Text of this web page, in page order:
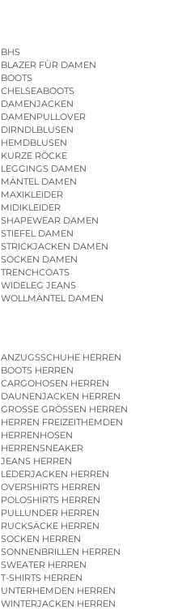
BHS
BLAZER FÜR DAMEN
BOOTS
CHELSEABOOTS
DAMENJACKEN
DAMENPULLOVER
DIRNDLBLUSEN
HEMDBLUSEN
KURZE RÖCKE
LEGGINGS DAMEN
MÄNTEL DAMEN
MAXIKLEIDER
MIDIKLEIDER
SHAPEWEAR DAMEN
STIEFEL DAMEN
STRICKJACKEN DAMEN
SOCKEN DAMEN
TRENCHCOATS
WIDELEG JEANS
WOLLMÄNTEL DAMEN
ANZUGSSCHUHE HERREN
BOOTS HERREN
CARGOHOSEN HERREN
DAUNENJACKEN HERREN
GROSSE GRÖSSEN HERREN
HERREN FREIZEITHEMDEN
HERRENHOSEN
HERRENSNEAKER
JEANS HERREN
LEDERJACKEN HERREN
OVERSHIRTS HERREN
POLOSHIRTS HERREN
PULLUNDER HERREN
RUCKSÄCKE HERREN
SOCKEN HERREN
SONNENBRILLEN HERREN
SWEATER HERREN
T-SHIRTS HERREN
UNTERHEMDEN HERREN
WINTERJACKEN HERREN